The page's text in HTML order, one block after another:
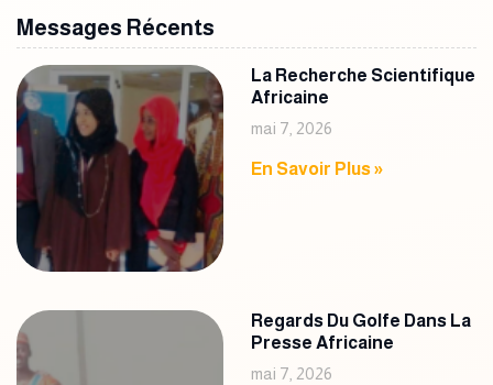
Messages Récents
La Recherche Scientifique
Africaine
mai 7, 2026
En Savoir Plus »
Regards Du Golfe Dans La
Presse Africaine
mai 7, 2026